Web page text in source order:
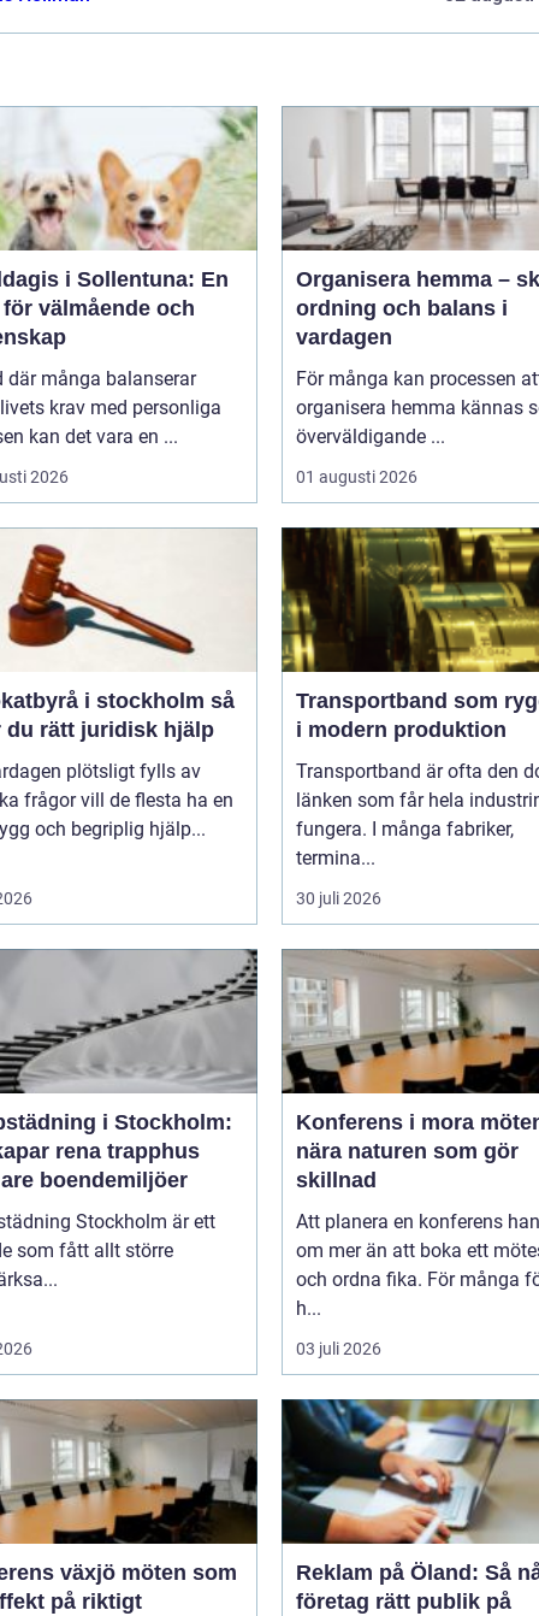
i Sollentuna: En
välmående och
där många balanserar
krav med personliga
kan det vara en ...
2026
Organisera hemma –
ordning och balans i
vardagen
För många kan processen
organisera hemma kännas
överväldigande ...
01 augusti 2026
i stockholm så
du rätt juridisk hjälp
plötsligt fylls av
frågor vill de flesta ha en
och begriplig hjälp...
Transportband som
i modern produktion
Transportband är ofta den
länken som får hela
fungera. I många fabriker,
termina...
30 juli 2026
i Stockholm:
rena trapphus
boendemiljöer
Stockholm är ett
som fått allt större
Konferens i mora möten
nära naturen som gör
skillnad
Att planera en konferens
om mer än att boka ett
och ordna fika. För många
h...
03 juli 2026
växjö möten som
på riktigt
Reklam på Öland: Så
företag rätt publik på